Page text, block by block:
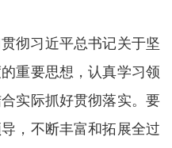
彻习近平总书记关于坚
重要思想，认真学习领
实际抓好贯彻落实。要
，不断丰富和拓展全过